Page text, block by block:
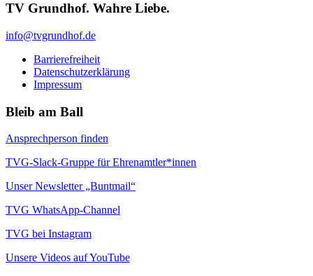
TV Grundhof. Wahre Liebe.
info@tvgrundhof.de
Barrierefreiheit
Datenschutzerklärung
Impressum
Bleib am Ball
Ansprechperson finden
TVG-Slack-Gruppe für Ehrenamtler*innen
Unser Newsletter „Buntmail“
TVG WhatsApp-Channel
TVG bei Instagram
Unsere Videos auf YouTube